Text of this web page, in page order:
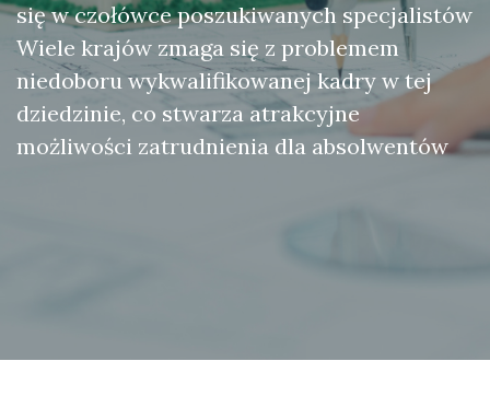
się w czołówce poszukiwanych specjalistów
Wiele krajów zmaga się z problemem
niedoboru wykwalifikowanej kadry w tej
dziedzinie, co stwarza atrakcyjne
możliwości zatrudnienia dla absolwentów